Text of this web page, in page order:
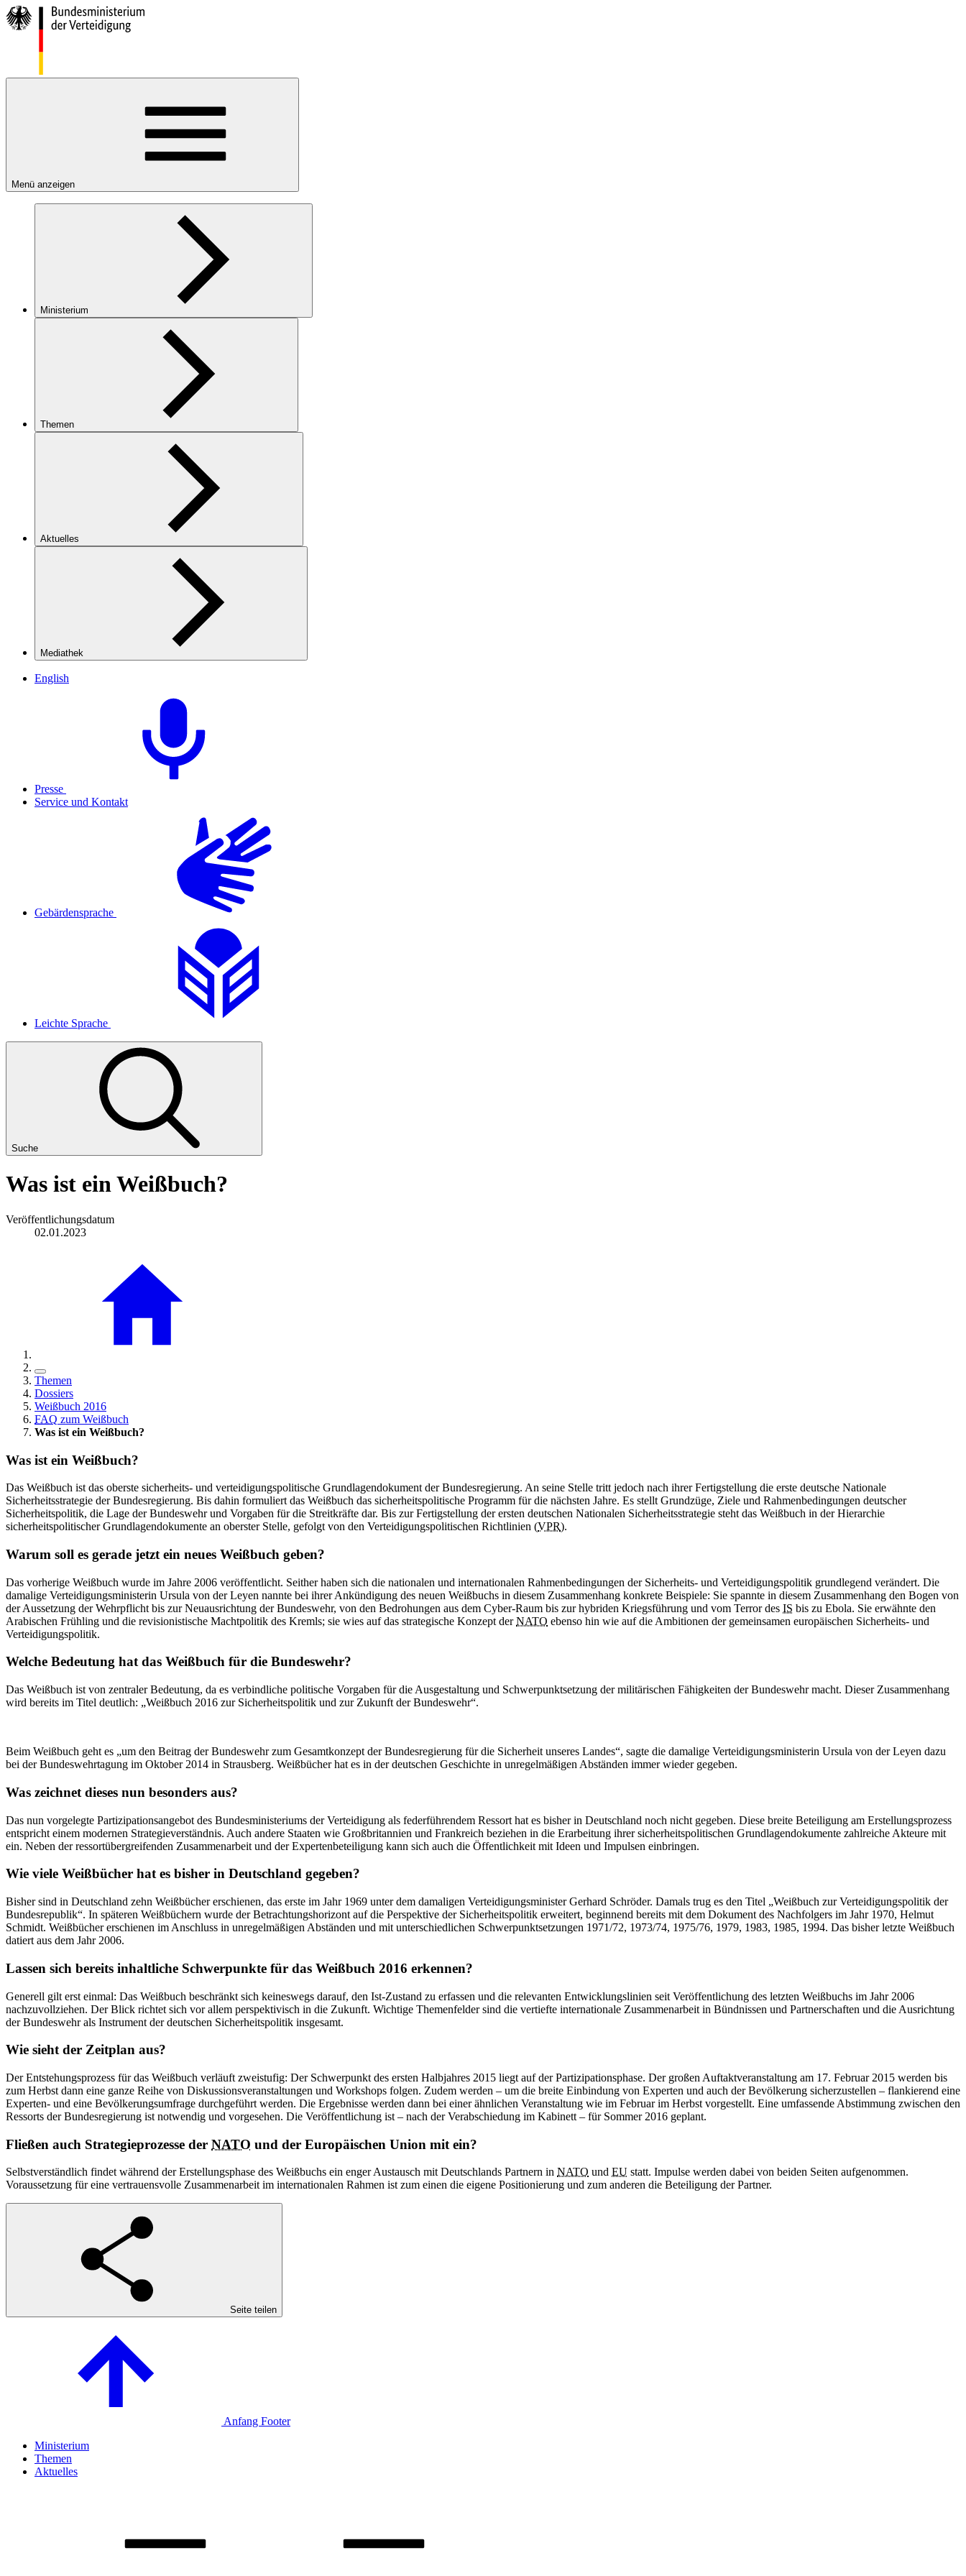
Menü anzeigen
Ministerium
Themen
Aktuelles
Mediathek
English
Presse
Service und Kontakt
Gebärdensprache
Leichte Sprache
Suche
Was ist ein Weißbuch?
Veröffentlichungsdatum
02.01.2023
Themen
Dossiers
Weißbuch 2016
FAQ zum Weißbuch
Was ist ein Weißbuch?
Was ist ein Weißbuch?
Das Weißbuch ist das oberste sicherheits- und verteidigungspolitische Grundlagendokument der Bundesregierung. An seine Stelle tritt jedoch nach ihrer Fertigstellung die erste deutsche Nationale
Sicherheitsstrategie der Bundesregierung. Bis dahin formuliert das Weißbuch das sicherheitspolitische Programm für die nächsten Jahre. Es stellt Grundzüge, Ziele und Rahmenbedingungen deutscher
Sicherheitspolitik, die Lage der Bundeswehr und Vorgaben für die Streitkräfte dar. Bis zur Fertigstellung der ersten deutschen Nationalen Sicherheitsstrategie steht das Weißbuch in der Hierarchie
sicherheitspolitischer Grundlagendokumente an oberster Stelle, gefolgt von den Verteidigungspolitischen Richtlinien (VPR).
Warum soll es gerade jetzt ein neues Weißbuch geben?
Das vorherige Weißbuch wurde im Jahre 2006 veröffentlicht. Seither haben sich die nationalen und internationalen Rahmenbedingungen der Sicherheits- und Verteidigungspolitik grundlegend verändert. Die
damalige Verteidigungsministerin Ursula von der Leyen nannte bei ihrer Ankündigung des neuen Weißbuchs in diesem Zusammenhang konkrete Beispiele: Sie spannte in diesem Zusammenhang den Bogen von
der Aussetzung der Wehrpflicht bis zur Neuausrichtung der Bundeswehr, von den Bedrohungen aus dem Cyber-Raum bis zur hybriden Kriegsführung und vom Terror des IS bis zu Ebola. Sie erwähnte den
Arabischen Frühling und die revisionistische Machtpolitik des Kremls; sie wies auf das strategische Konzept derNATO ebenso hin wie auf die Ambitionen der gemeinsamen europäischen Sicherheits- und
Verteidigungspolitik.
Welche Bedeutung hat das Weißbuch für die Bundeswehr?
Das Weißbuch ist von zentraler Bedeutung, da es verbindliche politische Vorgaben für die Ausgestaltung und Schwerpunktsetzung der militärischen Fähigkeiten der Bundeswehr macht. Dieser Zusammenhang
wird bereits im Titel deutlich: „Weißbuch 2016 zur Sicherheitspolitik und zur Zukunft der Bundeswehr“.
Beim Weißbuch geht es „um den Beitrag der Bundeswehr zum Gesamtkonzept der Bundesregierung für die Sicherheit unseres Landes“, sagte die damalige Verteidigungsministerin Ursula von der Leyen dazu
bei der Bundeswehrtagung im Oktober 2014 in Strausberg. Weißbücher hat es in der deutschen Geschichte in unregelmäßigen Abständen immer wieder gegeben.
Was zeichnet dieses nun besonders aus?
Das nun vorgelegte Partizipationsangebot des Bundesministeriums der Verteidigung als federführendem Ressort hat es bisher in Deutschland noch nicht gegeben. Diese breite Beteiligung am Erstellungsprozess
entspricht einem modernen Strategieverständnis. Auch andere Staaten wie Großbritannien und Frankreich beziehen in die Erarbeitung ihrer sicherheitspolitischen Grundlagendokumente zahlreiche Akteure mit
ein. Neben der ressortübergreifenden Zusammenarbeit und der Expertenbeteiligung kann sich auch die Öffentlichkeit mit Ideen und Impulsen einbringen.
Wie viele Weißbücher hat es bisher in Deutschland gegeben?
Bisher sind in Deutschland zehn Weißbücher erschienen, das erste im Jahr 1969 unter dem damaligen Verteidigungsminister Gerhard Schröder. Damals trug es den Titel „Weißbuch zur Verteidigungspolitik der
Bundesrepublik“. In späteren Weißbüchern wurde der Betrachtungshorizont auf die Perspektive der Sicherheitspolitik erweitert, beginnend bereits mit dem Dokument des Nachfolgers im Jahr 1970, Helmut
Schmidt. Weißbücher erschienen im Anschluss in unregelmäßigen Abständen und mit unterschiedlichen Schwerpunktsetzungen 1971/72, 1973/74, 1975/76, 1979, 1983, 1985, 1994. Das bisher letzte Weißbuch
datiert aus dem Jahr 2006.
Lassen sich bereits inhaltliche Schwerpunkte für das Weißbuch 2016 erkennen?
Generell gilt erst einmal: Das Weißbuch beschränkt sich keineswegs darauf, den Ist-Zustand zu erfassen und die relevanten Entwicklungslinien seit Veröffentlichung des letzten Weißbuchs im Jahr 2006
nachzuvollziehen. Der Blick richtet sich vor allem perspektivisch in die Zukunft. Wichtige Themenfelder sind die vertiefte internationale Zusammenarbeit in Bündnissen und Partnerschaften und die Ausrichtung
der Bundeswehr als Instrument der deutschen Sicherheitspolitik insgesamt.
Wie sieht der Zeitplan aus?
Der Entstehungsprozess für das Weißbuch verläuft zweistufig: Der Schwerpunkt des ersten Halbjahres 2015 liegt auf der Partizipationsphase. Der großen Auftaktveranstaltung am 17. Februar 2015 werden bis
zum Herbst dann eine ganze Reihe von Diskussionsveranstaltungen und Workshops folgen. Zudem werden – um die breite Einbindung von Experten und auch der Bevölkerung sicherzustellen – flankierend eine
Experten- und eine Bevölkerungsumfrage durchgeführt werden. Die Ergebnisse werden dann bei einer ähnlichen Veranstaltung wie im Februar im Herbst vorgestellt. Eine umfassende Abstimmung zwischen den
Ressorts der Bundesregierung ist notwendig und vorgesehen. Die Veröffentlichung ist – nach der Verabschiedung im Kabinett – für Sommer 2016 geplant.
Fließen auch Strategieprozesse der NATO und der Europäischen Union mit ein?
Selbstverständlich findet während der Erstellungsphase des Weißbuchs ein enger Austausch mit Deutschlands Partnern in NATO und EU statt. Impulse werden dabei von beiden Seiten aufgenommen.
Voraussetzung für eine vertrauensvolle Zusammenarbeit im internationalen Rahmen ist zum einen die eigene Positionierung und zum anderen die Beteiligung der Partner.
Seite teilen
Anfang Footer
Ministerium
Themen
Aktuelles